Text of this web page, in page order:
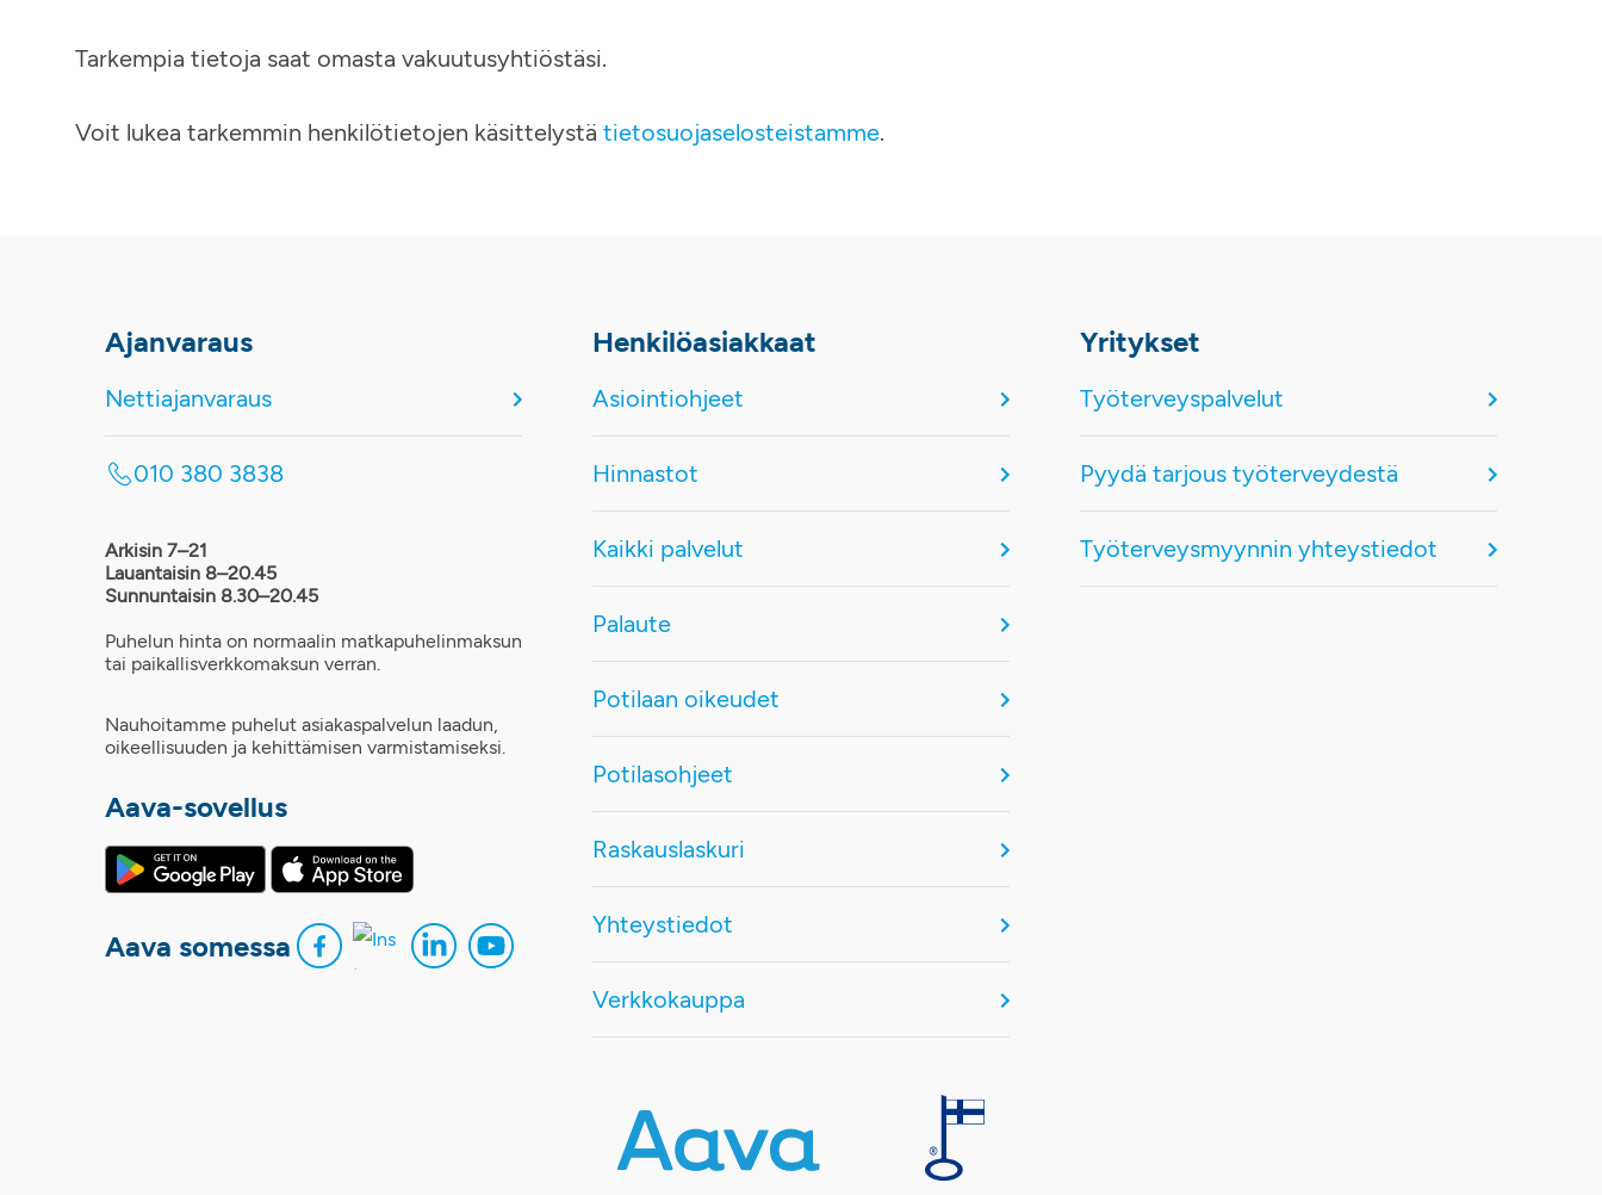
Tarkempia tietoja saat omasta vakuutusyhtiöstäsi.
Voit lukea tarkemmin henkilötietojen käsittelystä tietosuojaselosteistamme.
Ajanvaraus
Nettiajanvaraus
010 380 3838
Arkisin 7–21
Lauantaisin 8–20.45
Sunnuntaisin 8.30–20.45
Puhelun hinta on normaalin matkapuhelinmaksun
tai paikallisverkkomaksun verran.
Nauhoitamme puhelut asiakaspalvelun laadun,
oikeellisuuden ja kehittämisen varmistamiseksi.
Aava-sovellus
Aava somessa
Henkilöasiakkaat
Asiointiohjeet
Hinnastot
Kaikki palvelut
Palaute
Potilaan oikeudet
Potilasohjeet
Raskauslaskuri
Yhteystiedot
Verkkokauppa
Yritykset
Työterveyspalvelut
Pyydä tarjous työterveydestä
Työterveysmyynnin yhteystiedot